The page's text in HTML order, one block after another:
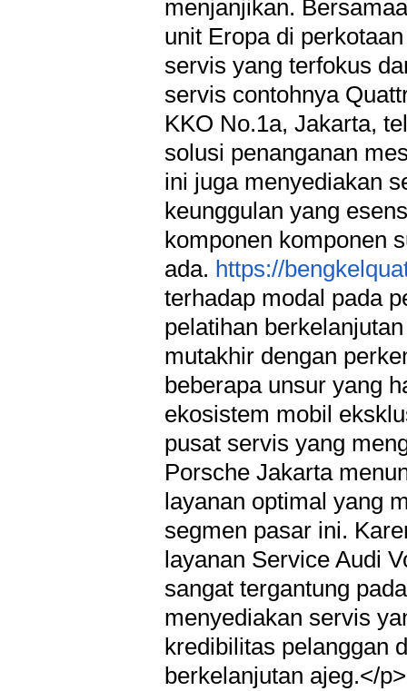
menjanjikan.
unit Eropa di
servis yang terfokus
servis contohnya
KKO No.1a, Jakarta,
solusi penanganan
ini juga menyediakan
keunggulan yang
komponen komponen
ada. https://
terhadap modal pada
pelatihan
mutakhir dengan
beberapa unsur yang
ekosistem mobil
pusat servis yang
Porsche Jakarta
layanan optimal yang
segmen pasar ini.
layanan Service Audi
sangat tergantung
menyediakan servis
kredibilitas pelanggan
berkelanjutan ajeg.</p>